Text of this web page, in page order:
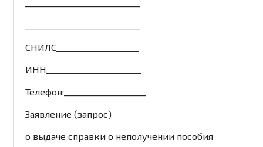
СНИЛС____________________
ИНН_______________________
Телефон:____________________
Заявление (запрос)
о выдаче справки о неполучении пособия